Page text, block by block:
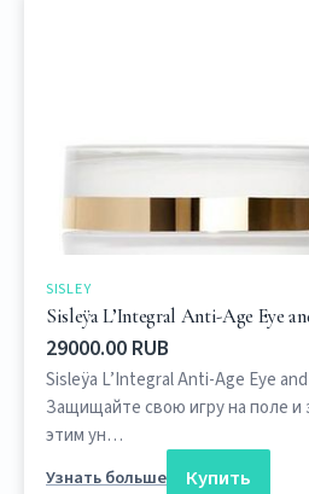
SISLEY
Sisleÿa L’Integral Anti-Age Eye
29000.00 RUB
Sisleÿa L’Integral Anti-Age Eye
Защищайте свою игру на поле и
этим ун…
Узнать больше
Купить